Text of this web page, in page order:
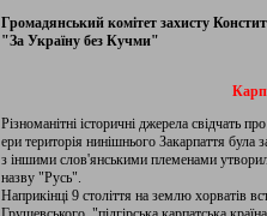
Громадянський комітет захисту
"За Україну без Кучми"
Різноманітні історичні джерела свідчать
ери територія нинішнього Закарпаття була
з іншими слов'янськими племенами
назву "Русь".
Наприкінці 9 століття на землю хорватів